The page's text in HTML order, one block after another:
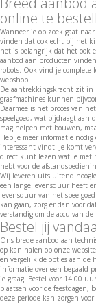
online te
Wanneer je op zoek gaat
vinden dat ook echt bij het
het is belangrijk dat het ook
aanbod aan producten
robots. Ook vind je complete
webshop.
De aantrekkingskracht zit in
graafmachines kunnen
Daarmee is het proces van
speelgoed, wat bijdraagt
mag helpen met bouwen,
Heb je meer informatie
interessant vindt. Je komt
direct kunt lezen wat je met
hebt voor de
Wij leveren uitsluitend
een lange levensduur heeft
levensduur van het
kan gaan, zorg er dan voor
verstandig om de accu van
Bestel jij
Ons brede aanbod aan
op kan halen op onze
en vergelijk de opties aan de
informatie over een bepaald
je graag. Bestel voor 14:00
plaatsen voor de
deze periode kan zorgen